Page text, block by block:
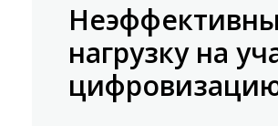
нагрузку на